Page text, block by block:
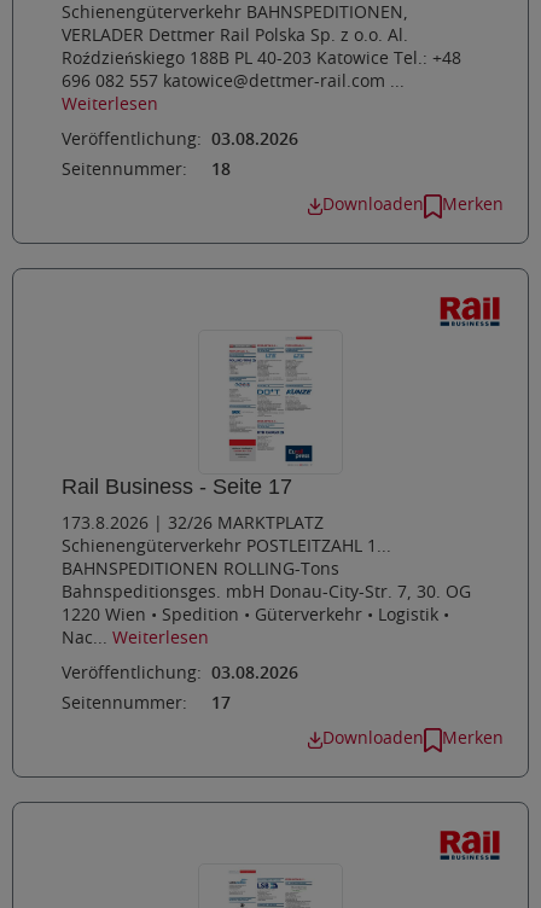
Schienengüterverkehr BAHNSPEDITIONEN,
VERLADER Dettmer Rail Polska Sp. z o.o. Al.
Roździeńskiego 188B PL 40-203 Katowice Tel.: +48
696 082 557 katowice@dettmer-rail.com ...
Weiterlesen
Veröffentlichung:
03.08.2026
Seitennummer:
18
Downloaden Merken
Rail Business - Seite 17
173.8.2026 | 32/26 MARKTPLATZ
Schienengüterverkehr POSTLEITZAHL 1...
BAHNSPEDITIONEN ROLLING-Tons
Bahnspeditionsges. mbH Donau-City-Str. 7, 30. OG
1220 Wien • Spedition • Güterverkehr • Logistik •
Nac... Weiterlesen
Veröffentlichung:
03.08.2026
Seitennummer:
17
Downloaden Merken